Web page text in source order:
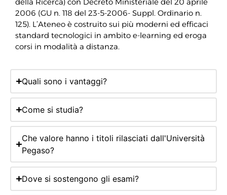
2006 (GU n. 118 del 23-5-2006- Suppl. Ordinario n.
125). L’Ateneo è costruito sui più moderni ed efficaci
standard tecnologici in ambito e-learning ed eroga
corsi in modalità a distanza.
Quali sono i vantaggi?
Come si studia?
Che valore hanno i titoli rilasciati dall'Università
Pegaso?
Dove si sostengono gli esami?